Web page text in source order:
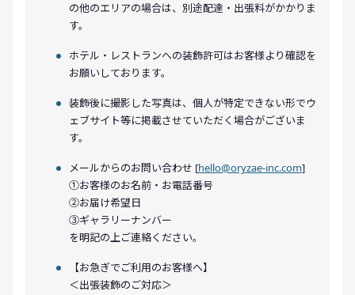
の他のエリアの場合は、別途配達・出張料がかかりま
す。
ホテル・レストランへの装飾許可はお客様より確認を
お願いしております。
装飾後に撮影した写真は、個人が特定できない形でウ
ェブサイト等に掲載させていただく場合がございま
す。
メールからのお問い合わせ [hello@oryzae-inc.com]
①お客様のお名前・お電話番号
②お届け希望日
③ギャラリーナンバー
を明記の上ご連絡ください。
【お急ぎでご利用のお客様へ】
＜出張装飾のご対応＞